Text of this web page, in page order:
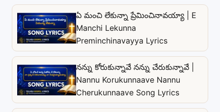
ఏ మంచి లేకున్నా ప్రేమించినావయ్యా | E
Manchi Lekunna
Preminchinavayya Lyrics
నన్ను కోరుకున్నావే నన్ను చేరుకున్నావే |
Nannu Korukunnaave Nannu
Cherukunnaave Song Lyrics